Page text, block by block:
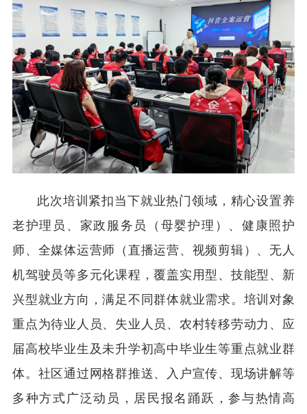
此次培训紧扣当下就业热门领域，精心设置养
老护理员、家政服务员（母婴护理）、健康照护
师、全媒体运营师（直播运营、视频剪辑）、无人
机驾驶员等多元化课程，覆盖实用型、技能型、新
兴型就业方向，满足不同群体就业需求。培训对象
重点为待业人员、失业人员、农村转移劳动力、应
届高校毕业生及未升学初高中毕业生等重点就业群
体。社区通过网格群推送、入户宣传、现场讲解等
多种方式广泛动员，居民报名踊跃，参与热情高